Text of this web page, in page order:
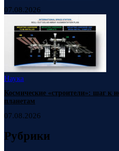
07.08.2026
Наука
Космические «строители»: шаг к
планетам
07.08.2026
Рубрики